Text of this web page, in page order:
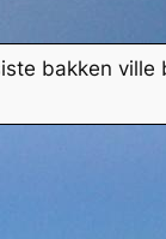
bakken